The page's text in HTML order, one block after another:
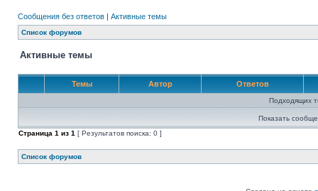
Сообщения без ответов | Активные темы
Список форумов
Активные темы
Темы Автор Ответов
Подходящих
Показать
Страница 1 из 1 [ Результатов поиска: 0 ]
Список форумов